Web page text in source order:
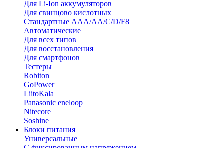
Для Li-Ion аккумуляторов
Для свинцово кислотных
Стандартные ААА/АА/С/D/F8
Автоматические
Для всех типов
Для восстановления
Для смартфонов
Тестеры
Robiton
GoPower
LiitoKala
Panasonic eneloop
Nitecore
Soshine
Блоки питания
Универсальные